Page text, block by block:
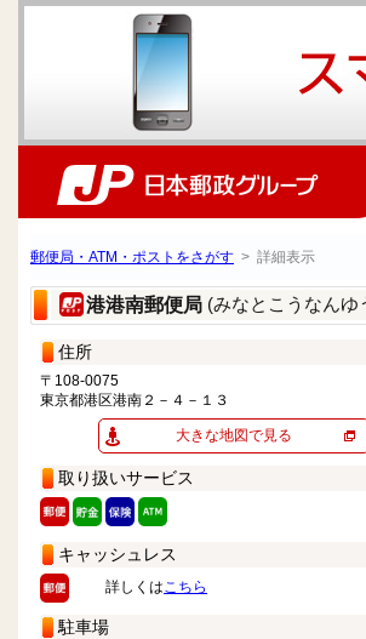
郵便局・ATM・ポストをさがす > 詳細表示
港港南郵便局 (みなとこうなんゆ
住所
〒108-0075
東京都港区港南２－４－１３
大きな地図で見る
取り扱いサービス
キャッシュレス
詳しくはこちら
駐車場